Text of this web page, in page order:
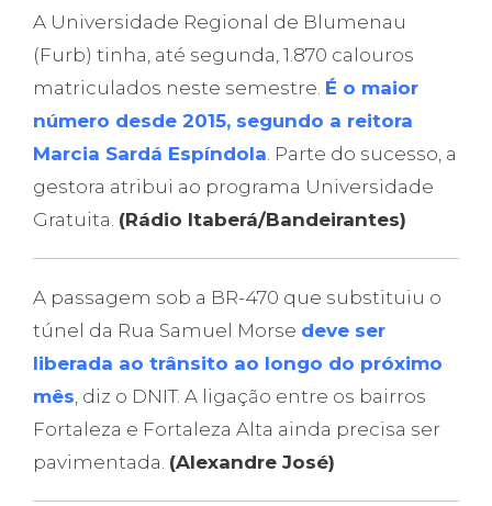
A Universidade Regional de Blumenau
(Furb) tinha, até segunda, 1.870 calouros
matriculados neste semestre. É o maior
número desde 2015, segundo a reitora
Marcia Sardá Espíndola. Parte do sucesso, a
gestora atribui ao programa Universidade
Gratuita. (Rádio Itaberá/Bandeirantes)
A passagem sob a BR-470 que substituiu o
túnel da Rua Samuel Morse deve ser
liberada ao trânsito ao longo do próximo
mês, diz o DNIT. A ligação entre os bairros
Fortaleza e Fortaleza Alta ainda precisa ser
pavimentada. (Alexandre José)